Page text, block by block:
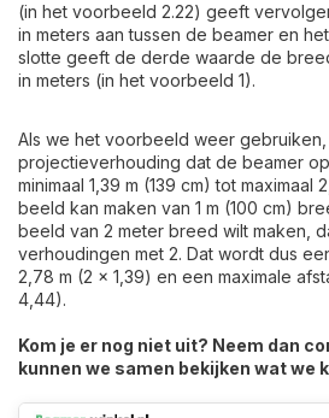
(in het voorbeeld 2.22) geeft
in meters aan tussen de beamer en
slotte geeft de derde waarde de
in meters (in het voorbeeld 1).
Als we het voorbeeld weer
projectieverhouding dat de beamer
minimaal 1,39 m (139 cm) tot maximaal
beeld kan maken van 1 m (100 cm)
beeld van 2 meter breed wilt maken,
verhoudingen met 2. Dat wordt dus
2,78 m (2 x 1,39) en een maximale
4,44).
Kom je er nog niet uit? Neem dan
kunnen we samen bekijken wat we